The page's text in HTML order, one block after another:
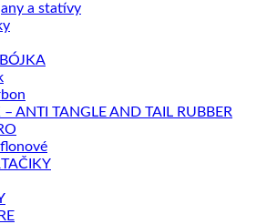
a statívy
– ANTI TANGLE AND TAIL RUBBER